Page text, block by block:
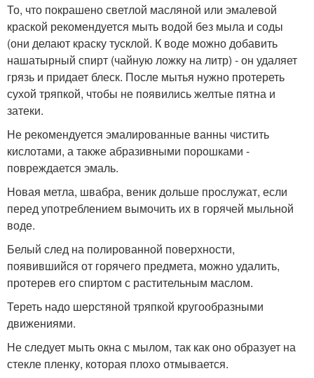
То, что покрашено светлой масляной или эмалевой
краской рекомендуется мыть водой без мыла и соды
(они делают краску тусклой. К воде можно добавить
нашатырный спирт (чайную ложку на литр) - он удаляет
грязь и придает блеск. После мытья нужно протереть
сухой тряпкой, чтобы не появились желтые пятна и
затеки.
Не рекомендуется эмалированные ванны чистить
кислотами, а также абразивными порошками -
повреждается эмаль.
Новая метла, швабра, веник дольше прослужат, если
перед употреблением вымочить их в горячей мыльной
воде.
Белый след на полированной поверхности,
появившийся от горячего предмета, можно удалить,
протерев его спиртом с растительным маслом.
Тереть надо шерстяной тряпкой кругообразными
движениями.
Не следует мыть окна с мылом, так как оно образует на
стекле пленку, которая плохо отмывается.